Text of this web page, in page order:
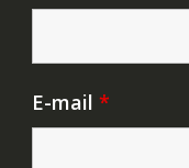
E-mail *